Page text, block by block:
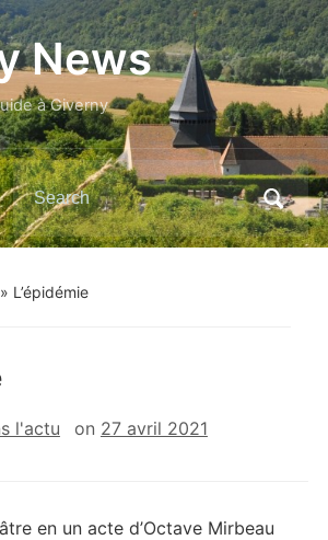
News
à Giverny
Search
for:
» L’épidémie
l'actu on 27 avril 2021
en un acte d’Octave Mirbeau